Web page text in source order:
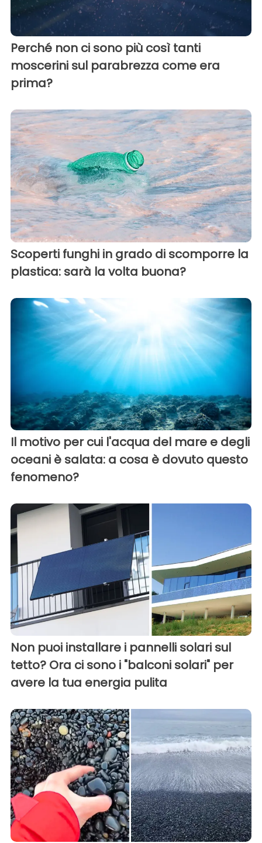
Perché non ci sono più così tanti
moscerini sul parabrezza come era
prima?
Scoperti funghi in grado di scomporre la
plastica: sarà la volta buona?
Il motivo per cui l'acqua del mare e degli
oceani è salata: a cosa è dovuto questo
fenomeno?
Non puoi installare i pannelli solari sul
tetto? Ora ci sono i "balconi solari" per
avere la tua energia pulita